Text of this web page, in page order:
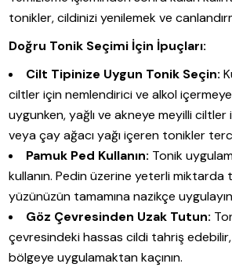
tonikler, cildinizi yenilemek ve
Doğru Tonik Seçimi İçin İpuçları:
Cilt Tipinize Uygun Tonik Seçin:
ciltler için nemlendirici ve alkol
uygunken, yağlı ve akneye meyilli ciltler
veya çay ağacı yağı içeren tonikler
Pamuk Ped Kullanın: Tonik
kullanın. Pedin üzerine yeterli miktarda
yüzünüzün tamamına nazikçe
Göz Çevresinden Uzak Tutun:
çevresindeki hassas cildi tahriş
bölgeye uygulamaktan kaçının.